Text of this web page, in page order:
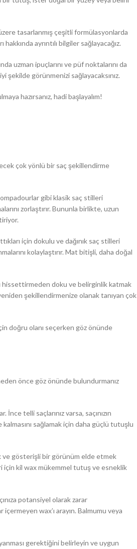
tasarlanmış çeşitli formülasyonlarda
ayrıntılı bilgiler sağlayacağız.
uzman ipuçlarını ve püf noktalarını da
şekilde görünmenizi sağlayacaksınız.
hazırsanız, hadi başlayalım!
çok yönlü bir saç şekillendirme
gibi klasik saç stilleri
zorlaştırır. Bununla birlikte, uzun
için dokulu ve dağınık saç stilleri
kolaylaştırır. Mat bitişli, daha doğal
hissettirmeden doku ve belirginlik katmak
yeniden şekillendirmenize olanak tanıyan çok
doğru olanı seçerken göz önünde
önce göz önünde bulundurmanız
telli saçlarınız varsa, saçınızın
sağlamak için daha güçlü tutuşlu
ve gösterişli bir görünüm elde etmek
için kil wax mükemmel tutuş ve esneklik
potansiyel olarak zarar
wax’ı arayın. Balmumu veya
gerektiğini belirleyin ve uygun